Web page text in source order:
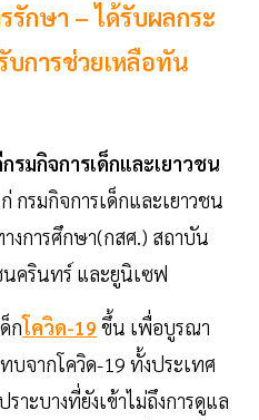
รักษา – ได้รับผลกระ
บการช่วยเหลือทัน
มกิจการเด็กและเยาวชน
กรมกิจการเด็กและเยาวชน
งการศึกษา(กสศ.) สถาบัน
นครินทร์ และยูนิเซฟ
กโควิด-19 ขึ้น เพื่อบูรณา
บจากโควิด-19 ทั้งประเทศ
าะบางที่ยังเข้าไม่ถึงการดูแล